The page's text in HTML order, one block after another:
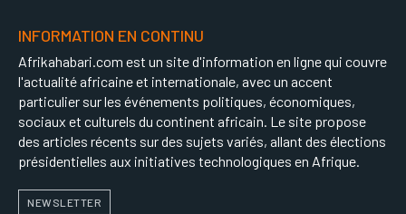
INFORMATION EN CONTINU
Afrikahabari.com est un site d'information en ligne qui couvre
l'actualité africaine et internationale, avec un accent
particulier sur les événements politiques, économiques,
sociaux et culturels du continent africain. Le site propose
des articles récents sur des sujets variés, allant des élections
présidentielles aux initiatives technologiques en Afrique.
NEWSLETTER